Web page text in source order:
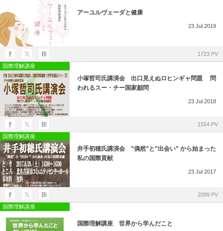
アーユルヴェーダと健康
23 Jul 2019
1723 PV
国際理解講座
小塚哲司氏講演会 出口見えぬロヒンギャ問題 問
われるスー・チー国家顧問
23 Jul 2018
1554 PV
国際理解講座
井手初穂氏講演会 ”偶然”と”出会い” から始まった
私の国際貢献
23 Jul 2017
2099 PV
国際理解講座
国際理解講座 世界から学んだこと
ボランティア
北名古屋市国際交流協会について
所在地・お問合せ先
北名古屋市国際交流協会 会報
市民アンケート結果